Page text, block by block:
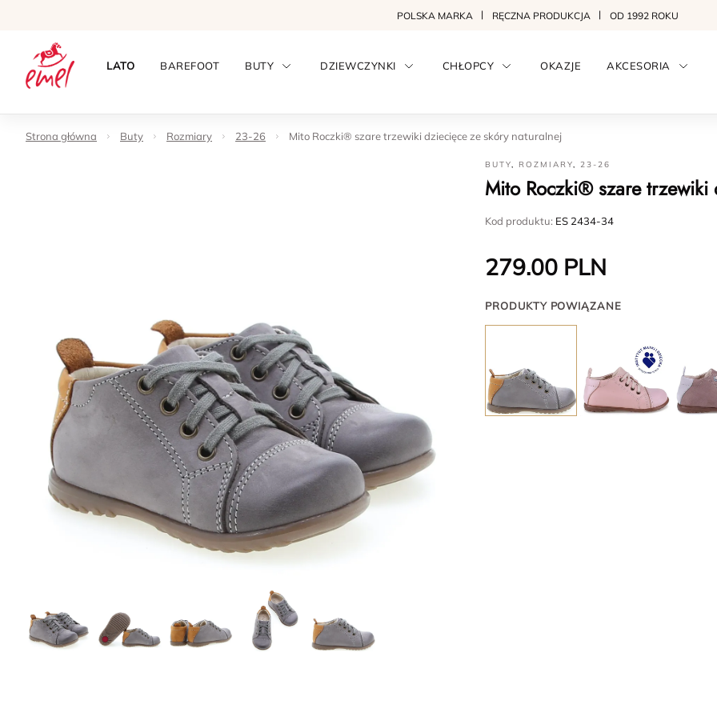
POLSKA MARKA RĘCZNA PRODUKCJA OD 1992 ROKU
LATO BAREFOOT BUTY DZIEWCZYNKI CHŁOPCY OKAZJE AKCESORIA
Strona główna Buty Rozmiary 23-26 Mito Roczki® szare trzewiki dziecięce ze skóry naturalnej
BUTY, ROZMIARY, 23-26
Mito Roczki® szare
Kod produktu: ES 2434-34
279.00 PLN
PRODUKTY POWIĄZANE